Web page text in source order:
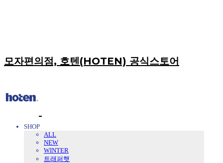
모자편의점, 호텐(HOTEN) 공식스토어
SHOP
ALL
NEW
WINTER
트래퍼햇